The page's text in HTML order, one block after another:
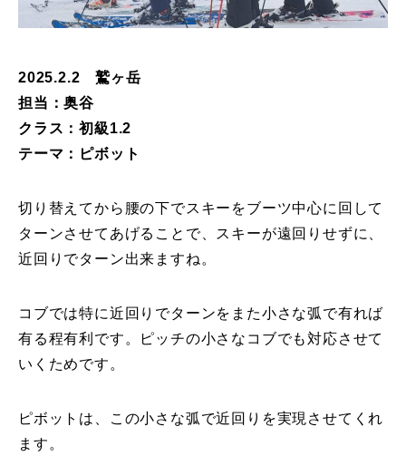
中級1
中級2
PV
講師から選ぶ
インストラクター募集
レッスンレポート
2025.2.2 鷲ヶ岳
担当：奥谷
クラス：初級1.2
テーマ：ピボット
切り替えてから腰の下でスキーをブーツ中心に回して
ターンさせてあげることで、スキーが遠回りせずに、
近回りでターン出来ますね。
コブでは特に近回りでターンをまた小さな弧で有れば
有る程有利です。ピッチの小さなコブでも対応させて
いくためです。
ピボットは、この小さな弧で近回りを実現させてくれ
ます。